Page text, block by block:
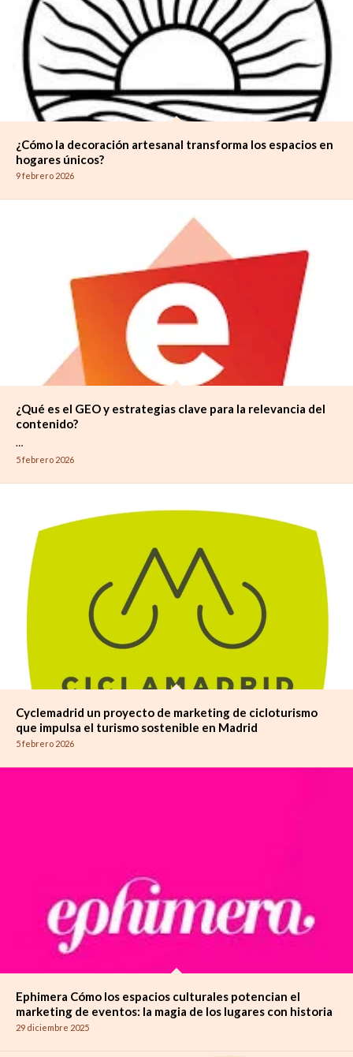
¿Cómo la decoración artesanal transforma los espacios en
hogares únicos?
9 febrero 2026
¿Qué es el GEO y estrategias clave para la relevancia del
contenido?
…
5 febrero 2026
Cyclemadrid un proyecto de marketing de cicloturismo
que impulsa el turismo sostenible en Madrid
5 febrero 2026
Ephimera Cómo los espacios culturales potencian el
marketing de eventos: la magia de los lugares con historia
29 diciembre 2025